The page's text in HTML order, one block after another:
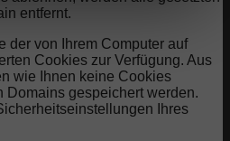
entfernt.
der von Ihrem Computer auf
Cookies zur Verfügung. Aus
wie Ihnen keine Cookies
Domains gespeichert werden.
Ihres